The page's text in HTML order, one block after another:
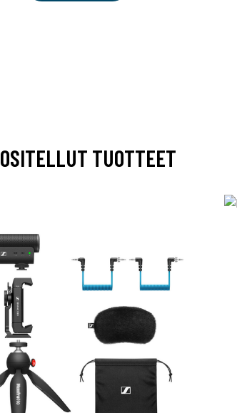
TUOTTEET